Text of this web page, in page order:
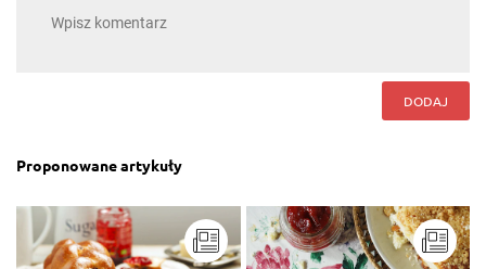
DODAJ
Proponowane artykuły